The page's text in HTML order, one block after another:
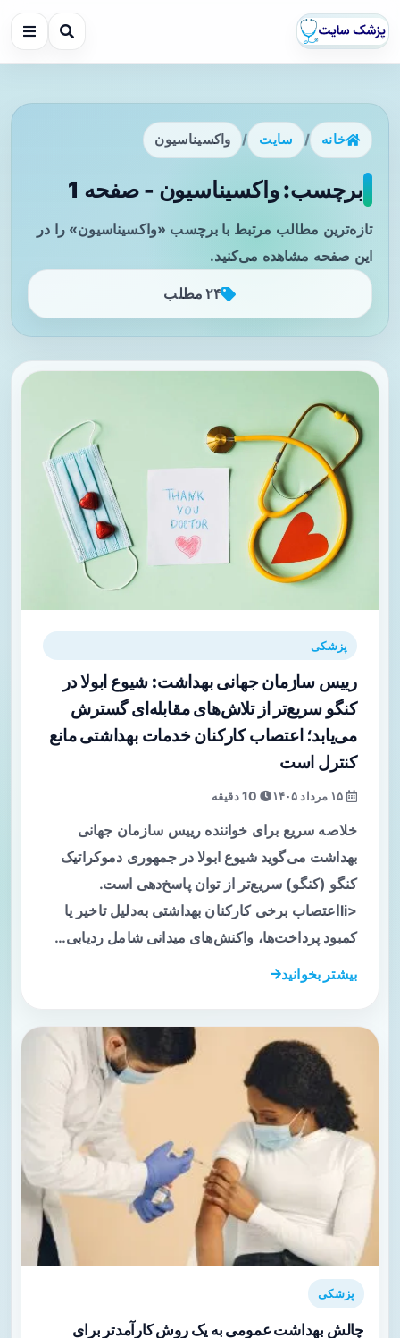
خانه / سایت / واکسیناسیون
برچسب: واکسیناسیون - صفحه 1
تازه‌ترین مطالب مرتبط با برچسب «واکسیناسیون» را در
این صفحه مشاهده می‌کنید.
۲۴ مطلب
پزشکی
رییس سازمان جهانی بهداشت: شیوع ابولا در
کنگو سریع‌تر از تلاش‌های مقابله‌ای گسترش
می‌یابد؛ اعتصاب کارکنان خدمات بهداشتی مانع
کنترل است
10 دقیقه
خلاصه سریع برای خواننده رییس سازمان جهانی
بهداشت می‌گوید شیوع ابولا در جمهوری دموکراتیک
کنگو (کنگو) سریع‌تر از توان پاسخ‌دهی است.
<liاعتصاب برخی کارکنان بهداشتی به‌دلیل تاخیر یا
کمبود پرداخت‌ها، واکنش‌های میدانی شامل ردیابی…
بیشتر بخوانید
پزشکی
چالش بهداشت عمومی به یک روش کارآمدتر برای